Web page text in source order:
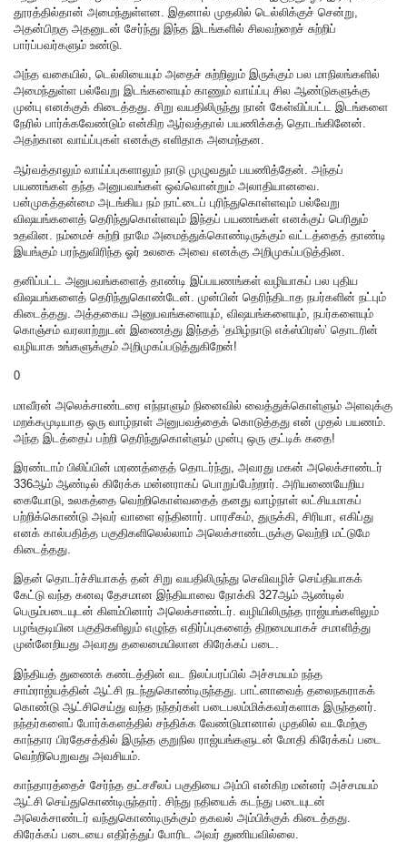
தூரத்தில்தான் அமைந்துள்ளன. இதனால் முதலில் டெல்லிக்குச் சென்று,
அதன்பிறகு அதனுடன் சேர்ந்து இந்த இடங்களில் சிலவற்றைச் சுற்றிப்
பார்ப்பவர்களும் உண்டு.
அந்த வகையில், டெல்லியையும் அதைச் சுற்றிலும் இருக்கும் பல மாநிலங்களில்
அமைந்துள்ள பல்வேறு இடங்களையும் காணும் வாய்ப்பு சில ஆண்டுகளுக்கு
முன்பு எனக்குக் கிடைத்தது. சிறு வயதிலிருந்து நான் கேள்விப்பட்ட இடங்களை
நேரில் பார்க்கவேண்டும் என்கிற ஆர்வத்தால் பயணிக்கத் தொடங்கினேன்.
அதற்கான வாய்ப்புகள் எனக்கு எளிதாக அமைந்தன.
ஆர்வத்தாலும் வாய்ப்புகளாலும் நாடு முழுவதும் பயணித்தேன். அந்தப்
பயணங்கள் தந்த அனுபவங்கள் ஒவ்வொன்றும் அலாதியானவை.
பன்முகத்தன்மை அடங்கிய நம் நாட்டைப் புரிந்துகொள்ளவும் பல்வேறு
விஷயங்களைத் தெரிந்துகொள்ளவும் இந்தப் பயணங்கள் எனக்குப் பெரிதும்
உதவின. நம்மைச் சுற்றி நாமே அமைத்துக்கொண்டிருக்கும் வட்டத்தைத் தாண்டி
இயங்கும் பரந்துவிரிந்த ஓர் உலகை அவை எனக்கு அறிமுகப்படுத்தின.
தனிப்பட்ட அனுபவங்களைத் தாண்டி இப்பயணங்கள் வழியாகப் பல புதிய
விஷயங்களைத் தெரிந்துகொண்டேன். முன்பின் தெரிந்திடாத நபர்களின் நட்பும்
கிடைத்தது. அத்தகைய அனுபவங்களையும், விஷயங்களையும், நபர்களையும்
கொஞ்சம் வரலாற்றுடன் இணைத்து இந்தத் ‘தமிழ்நாடு எக்ஸ்பிரஸ்’ தொடரின்
வழியாக உங்களுக்கும் அறிமுகப்படுத்துகிறேன்!
0
மாவீரன் அலெக்சாண்டரை எந்நாளும் நினைவில் வைத்துக்கொள்ளும் அளவுக்கு
மறக்கமுடியாத ஒரு வாழ்நாள் அனுபவத்தைக் கொடுத்தது என் முதல் பயணம்.
அந்த இடத்தைப் பற்றி தெரிந்துகொள்ளும் முன்பு ஒரு குட்டிக் கதை!
இரண்டாம் பிலிப்பின் மரணத்தைத் தொடர்ந்து, அவரது மகன் அலெக்சாண்டர்
336ஆம் ஆண்டில் கிரேக்க மன்னராகப் பொறுப்பேற்றார். அரியணையேறிய
கையோடு, உலகத்தை வெற்றிகொள்வதைத் தனது வாழ்நாள் லட்சியமாகப்
பற்றிக்கொண்டு அவர் வாளை ஏந்தினார். பாரசீகம், துருக்கி, சிரியா, எகிப்து
எனக் கால்பதித்த பகுதிகளிலெல்லாம் அலெக்சாண்டருக்கு வெற்றி மட்டுமே
கிடைத்தது.
இதன் தொடர்ச்சியாகத் தன் சிறு வயதிலிருந்து செவிவழிச் செய்தியாகக்
கேட்டு வந்த கனவு தேசமான இந்தியாவை நோக்கி 327ஆம் ஆண்டில்
பெரும்படையுடன் கிளம்பினார் அலெக்சாண்டர். வழியிலிருந்த ராஜ்யங்களிலும்
பழங்குடியின பகுதிகளிலும் எழுந்த எதிர்ப்புகளைத் திறமையாகச் சமாளித்து
முன்னேறியது அவரது தலைமையிலான கிரேக்கப் படை.
இந்தியத் துணைக் கண்டத்தின் வட நிலப்பரப்பில் அச்சமயம் நந்த
சாம்ராஜ்யத்தின் ஆட்சி நடந்துகொண்டிருந்தது. பாட்னாவைத் தலைநகராகக்
கொண்டு ஆட்சிசெய்து வந்த நந்தர்கள் படைபலம்மிக்கவர்களாக இருந்தனர்.
நந்தர்களைப் போர்க்களத்தில் சந்திக்க வேண்டுமானால் முதலில் வடமேற்கு
காந்தார பிரதேசத்தில் இருந்த குறுநில ராஜ்யங்களுடன் மோதி கிரேக்கப் படை
வெற்றிபெறுவது அவசியம்.
காந்தாரத்தைச் சேர்ந்த தட்சசீலப் பகுதியை அம்பி என்கிற மன்னர் அச்சமயம்
ஆட்சி செய்துகொண்டிருந்தார். சிந்து நதியைக் கடந்து படையுடன்
அலெக்சாண்டர் வந்துகொண்டிருக்கும் தகவல் அம்பிக்குக் கிடைத்தது.
கிரேக்கப் படையை எதிர்த்துப் போரிட அவர் துணியவில்லை.